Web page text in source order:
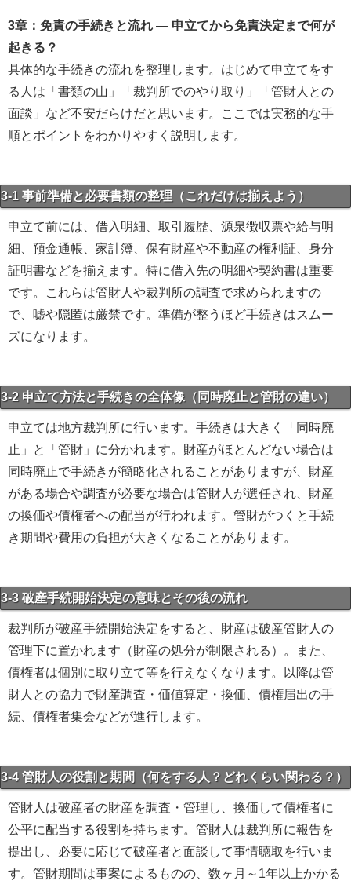
3章：免責の手続きと流れ ― 申立てから免責決定まで何が
起きる？
具体的な手続きの流れを整理します。はじめて申立てをす
る人は「書類の山」「裁判所でのやり取り」「管財人との
面談」など不安だらけだと思います。ここでは実務的な手
順とポイントをわかりやすく説明します。
3-1 事前準備と必要書類の整理（これだけは揃えよう）
申立て前には、借入明細、取引履歴、源泉徴収票や給与明
細、預金通帳、家計簿、保有財産や不動産の権利証、身分
証明書などを揃えます。特に借入先の明細や契約書は重要
です。これらは管財人や裁判所の調査で求められますの
で、嘘や隠匿は厳禁です。準備が整うほど手続きはスムー
ズになります。
3-2 申立て方法と手続きの全体像（同時廃止と管財の違い）
申立ては地方裁判所に行います。手続きは大きく「同時廃
止」と「管財」に分かれます。財産がほとんどない場合は
同時廃止で手続きが簡略化されることがありますが、財産
がある場合や調査が必要な場合は管財人が選任され、財産
の換価や債権者への配当が行われます。管財がつくと手続
き期間や費用の負担が大きくなることがあります。
3-3 破産手続開始決定の意味とその後の流れ
裁判所が破産手続開始決定をすると、財産は破産管財人の
管理下に置かれます（財産の処分が制限される）。また、
債権者は個別に取り立て等を行えなくなります。以降は管
財人との協力で財産調査・価値算定・換価、債権届出の手
続、債権者集会などが進行します。
3-4 管財人の役割と期間（何をする人？どれくらい関わる？）
管財人は破産者の財産を調査・管理し、換価して債権者に
公平に配当する役割を持ちます。管財人は裁判所に報告を
提出し、必要に応じて破産者と面談して事情聴取を行いま
す。管財期間は事案によるものの、数ヶ月～1年以上かかる